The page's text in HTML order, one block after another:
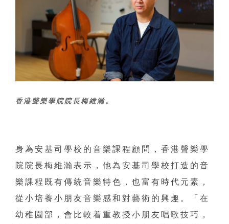
香港聲樂學院院長梅維瀚。
身為安基司學校的音樂課程顧問，香港聲樂學
院院長梅維瀚表示，他為安基司學校打造的音
樂課程既有傳統音樂特色，也富有時代元素，
從小培養小朋友音樂感和對藝術的興趣。「在
幼稚園部，會比較着重教授小朋友唱歌技巧，